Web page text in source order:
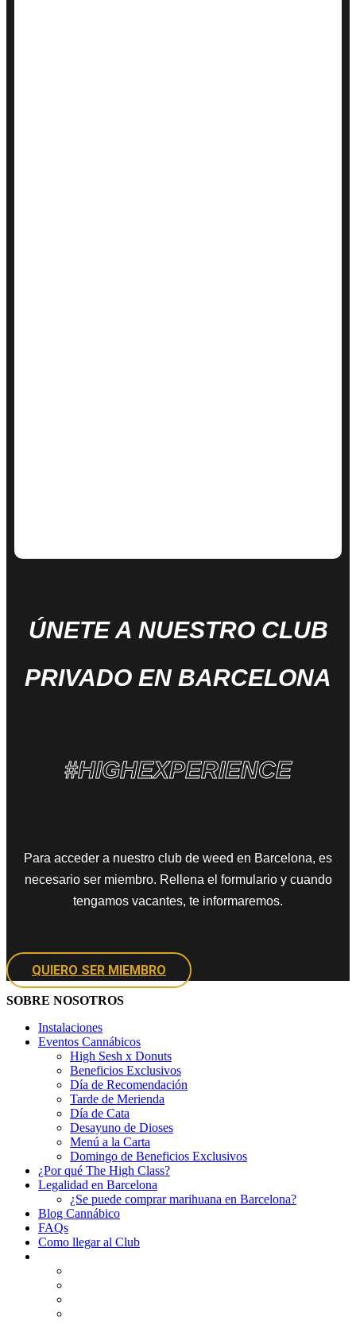
ÚNETE A NUESTRO CLUB
PRIVADO EN BARCELONA
#HIGHEXPERIENCE
Para acceder a nuestro club de weed en Barcelona, es
necesario ser miembro. Rellena el formulario y cuando
tengamos vacantes, te informaremos.
QUIERO SER MIEMBRO
SOBRE NOSOTROS
Instalaciones
Eventos Cannábicos
High Sesh x Donuts
Beneficios Exclusivos
Día de Recomendación
Tarde de Merienda
Día de Cata
Desayuno de Dioses
Menú a la Carta
Domingo de Beneficios Exclusivos
¿Por qué The High Class?
Legalidad en Barcelona
¿Se puede comprar marihuana en Barcelona?
Blog Cannábico
FAQs
Como llegar al Club